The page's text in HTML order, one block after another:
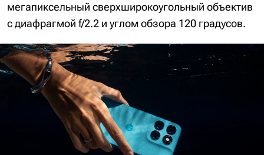
мегапиксельный сверхширокоугольный объектив
с диафрагмой f/2.2 и углом обзора 120 градусов.